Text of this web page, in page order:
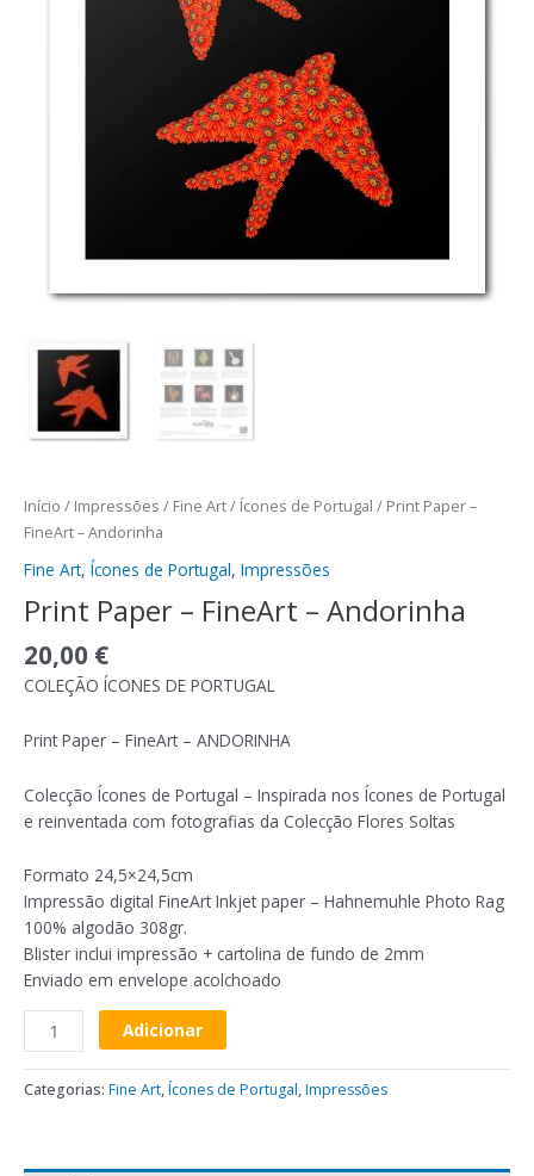
Início / Impressões / Fine Art/ Ícones de Portugal / Print Paper –
FineArt – Andorinha
Fine Art, Ícones de Portugal, Impressões
Print Paper – FineArt – Andorinha
20,00 €
COLEÇÃO ÍCONES DE PORTUGAL
Print Paper – FineArt – ANDORINHA
Colecção Ícones de Portugal – Inspirada nos Ícones de Portugal
e reinventada com fotografias da Colecção Flores Soltas
Formato 24,5×24,5cm
Impressão digital FineArt Inkjet paper – Hahnemuhle Photo Rag
100% algodão 308gr.
Blister inclui impressão + cartolina de fundo de 2mm
Enviado em envelope acolchoado
Adicionar
Categorias: Fine Art,Ícones de Portugal,Impressões